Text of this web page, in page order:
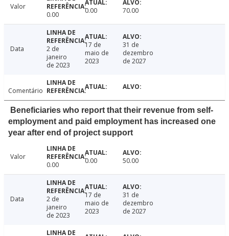
Valor
0.00
0.00 70.00
Data
2 de
janeiro
de 2023
17 de
maio de
2023
31 de
dezembro
de 2027
Comentário
Beneficiaries who report that their revenue from self-
employment and paid employment has increased one
year after end of project support
Valor
0.00
0.00 50.00
Data
2 de
janeiro
de 2023
17 de
maio de
2023
31 de
dezembro
de 2027